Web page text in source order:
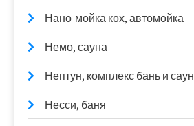
Нано-мойка кох, автомойка
Немо, сауна
Нептун, комплекс бань и саун
Несси, баня